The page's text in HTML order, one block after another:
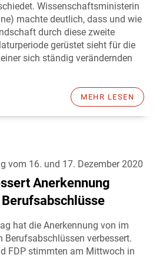
Wissenschaftsministerin
machte deutlich, dass und wie
durch diese zweite
gerüstet sieht für die
sich ständig verändernden
MEHR LESEN
vom 16. und 17. Dezember 2020
Anerkennung
hat die Anerkennung von im
Berufsabschlüssen verbessert.
FDP stimmten am Mittwoch in